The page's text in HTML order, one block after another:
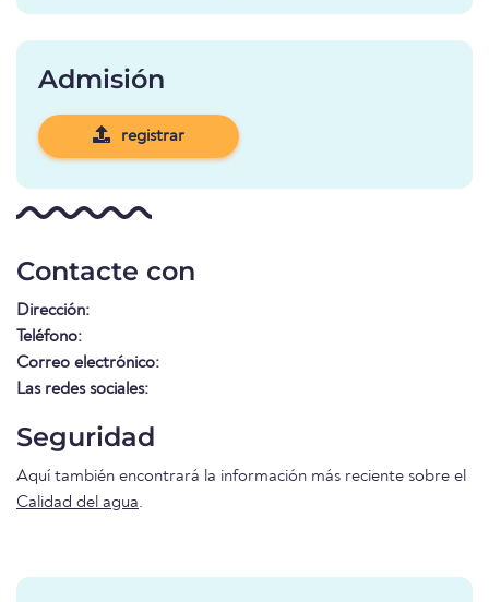
Admisión
registrar
Contacte con
Dirección:
Teléfono:
Correo electrónico:
Las redes sociales:
Seguridad
Aquí también encontrará la información más reciente sobre el
Calidad del agua.